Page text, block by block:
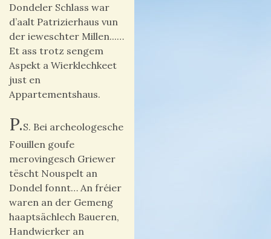
Dondeler Schlass war
d’aalt Patrizierhaus vun
der ieweschter Millen...…
Et ass trotz sengem
Aspekt a Wierklechkeet
just en
Appartementshaus.
P.S. Bei archeologesche
Fouillen goufe
merovingesch Griewer
tëscht Nouspelt an
Dondel fonnt… An fréier
waren an der Gemeng
haaptsächlech Baueren,
Handwierker an